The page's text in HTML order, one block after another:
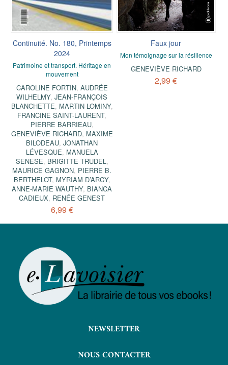
Continuité. No. 180, Printemps
2024
Patrimoine et transport. Héritage en
mouvement
CAROLINE FORTIN, AUDRÉE
WILHELMY,JEAN-FRANÇOIS
BLANCHETTE, MARTIN LOMINY,
FRANCINE SAINT-LAURENT,
PIERRE BARRIEAU,
GENEVIÈVE RICHARD, MAXIME
BILODEAU,JONATHAN
LÉVESQUE, MANUELA
SENESE, BRIGITTE TRUDEL,
MAURICE GAGNON, PIERRE B.
BERTHELOT, MYRIAM D’ARCY,
ANNE-MARIE WAUTHY, BIANCA
CADIEUX, RENÉE GENEST
6,99 €
Faux jour
Mon témoignage sur la résilience
GENEVIÈVE RICHARD
2,99 €
NEWSLETTER
NOUS CONTACTER